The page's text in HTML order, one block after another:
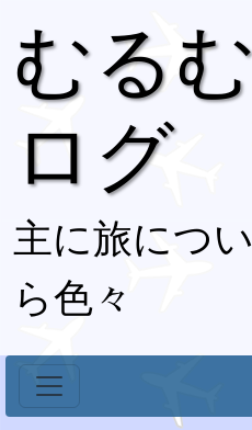
むる
ログ
主に旅につ
ら色々